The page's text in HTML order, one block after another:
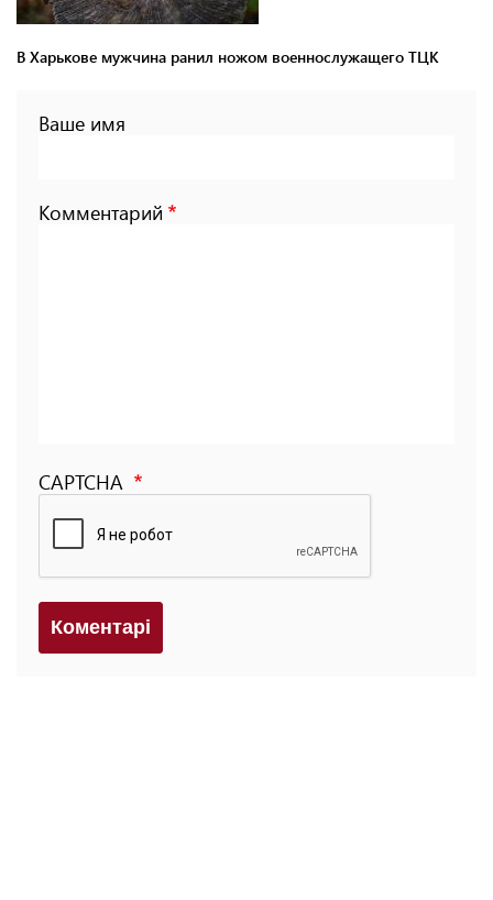
В Харькове мужчина ранил ножом военнослужащего ТЦК
Ваше имя
Комментарий
CAPTCHA
Коментарi